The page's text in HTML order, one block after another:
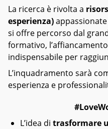
La ricerca è rivolta a
esperienza)
si offre percorso dal
formativo,
indispensabile per
L’inquadramento sarà
esperienza e
L’idea di trasformare